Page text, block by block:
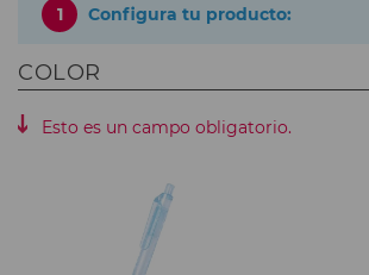
1 Configura tu producto:
COLOR
Esto es un campo obligatorio.